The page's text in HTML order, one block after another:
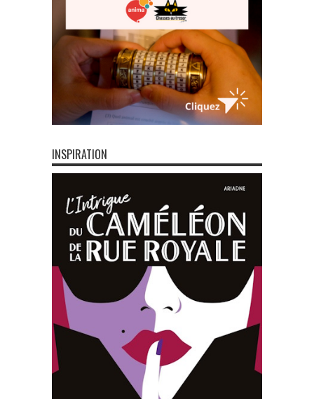
INSPIRATION